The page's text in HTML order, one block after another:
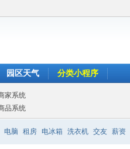
园区天气 分类小程序
电脑 租房 电冰箱 洗衣机 交友 薪资